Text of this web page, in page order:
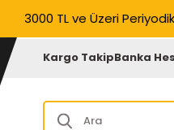
3000 TL ve Üzeri
Kargo TakipBanka